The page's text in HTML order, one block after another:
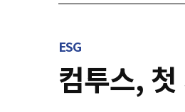
ESG
컴투스,